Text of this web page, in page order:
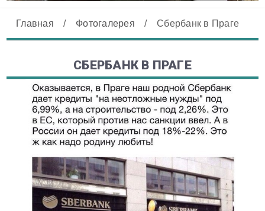
Главная / Фотогалерея / Сбербанк в Праге
СБЕРБАНК В ПРАГЕ